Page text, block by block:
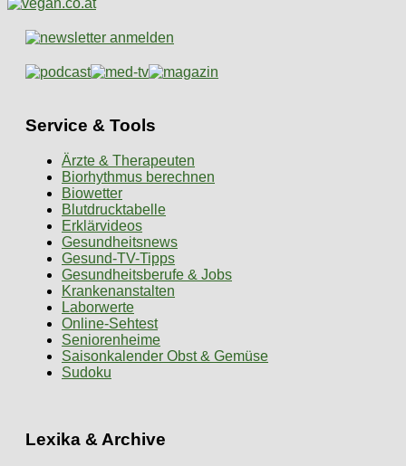
Service & Tools
Ärzte & Therapeuten
Biorhythmus berechnen
Biowetter
Blutdrucktabelle
Erklärvideos
Gesundheitsnews
Gesund-TV-Tipps
Gesundheitsberufe & Jobs
Krankenanstalten
Laborwerte
Online-Sehtest
Seniorenheime
Saisonkalender Obst & Gemüse
Sudoku
Lexika & Archive